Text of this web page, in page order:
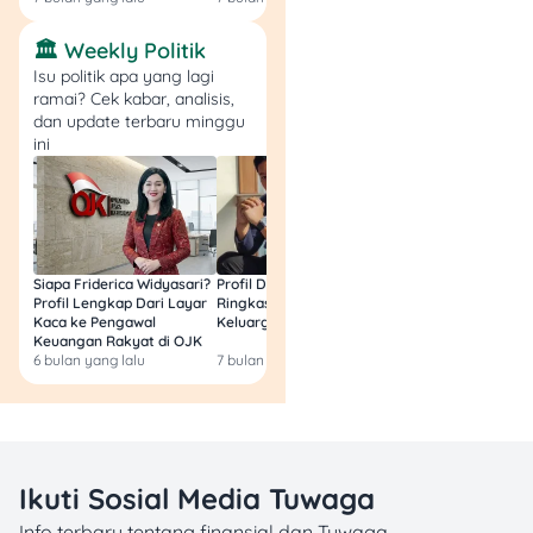
Checking: Apa
Bedanya, Keunggulan,
dan Hal yang Perlu
Diperhatikan
Kredit HP tanpa BI checking
punya karakteristik yang
cukup berbeda dibanding
kredit biasa di bank atau
leasing konvensional. Dari
sisi syarat, umumnya cukup
dengan KTP dan data
penghasilan, sedangkan
kredit biasa biasanya
meminta dokumen lengkap
checking. Prosesnya juga
lebih cepat, bahkan bisa
🏛️ Weekly Politik
Isu politik apa yang lagi
ramai? Cek kabar, analisis,
dan update terbaru minggu
ini
Siapa Friderica Widyasari?
Profil Lengkap Dari Layar
Kaca ke Pengawal
Keuangan Rakyat di OJK
6 bulan yang lalu
Profil Darma Mangkuluhur:
Ringkas Latar Belakang
Keluarga dan Bisnisnya
7 bulan yang lalu
Ikuti Sosial Media Tuwaga